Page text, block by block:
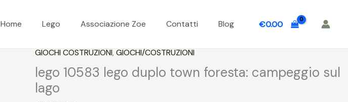
Home Lego Associazione Zoe Contatti Blog €0.00
GIOCHI COSTRUZIONI, GIOCHI/COSTRUZIONI
lego 10583 lego duplo town foresta: campeggio sul
lago